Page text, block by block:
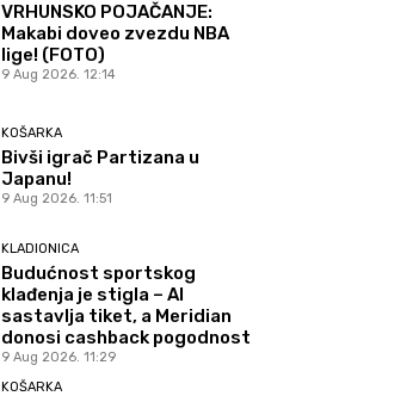
VRHUNSKO POJAČANJE:
Makabi doveo zvezdu NBA
lige! (FOTO)
9 Aug 2026. 12:14
KOŠARKA
Bivši igrač Partizana u
Japanu!
9 Aug 2026. 11:51
KLADIONICA
Budućnost sportskog
klađenja je stigla – AI
sastavlja tiket, a Meridian
donosi cashback pogodnost
9 Aug 2026. 11:29
KOŠARKA